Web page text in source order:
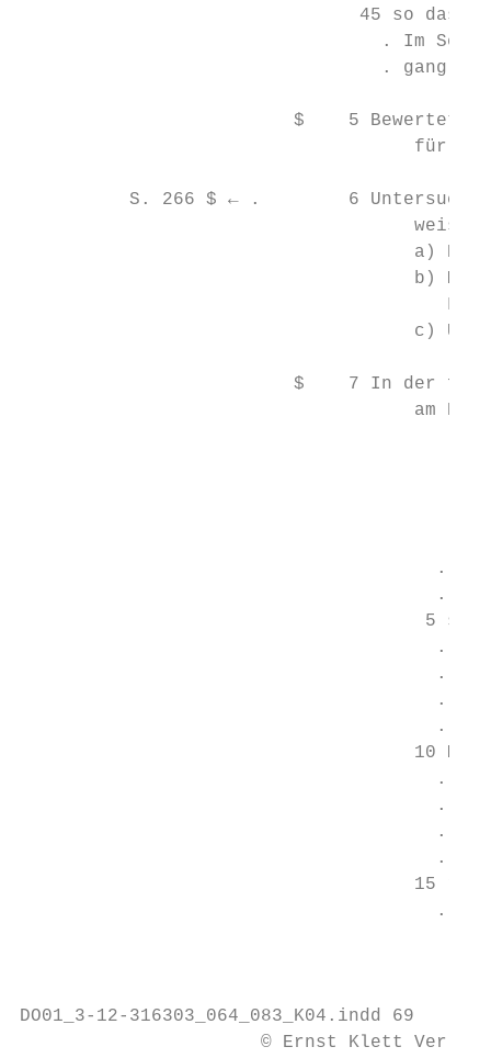
45 so das
. Im
. gang
$    5 Bewertet
für
S. 266 $ ← .        6
weise
a)
b)
c)
$    7 In der
am
.
.
5
.
.
.
.
10
.
.
.
.
15
.
DO01_3-12-
© Ernst Klett